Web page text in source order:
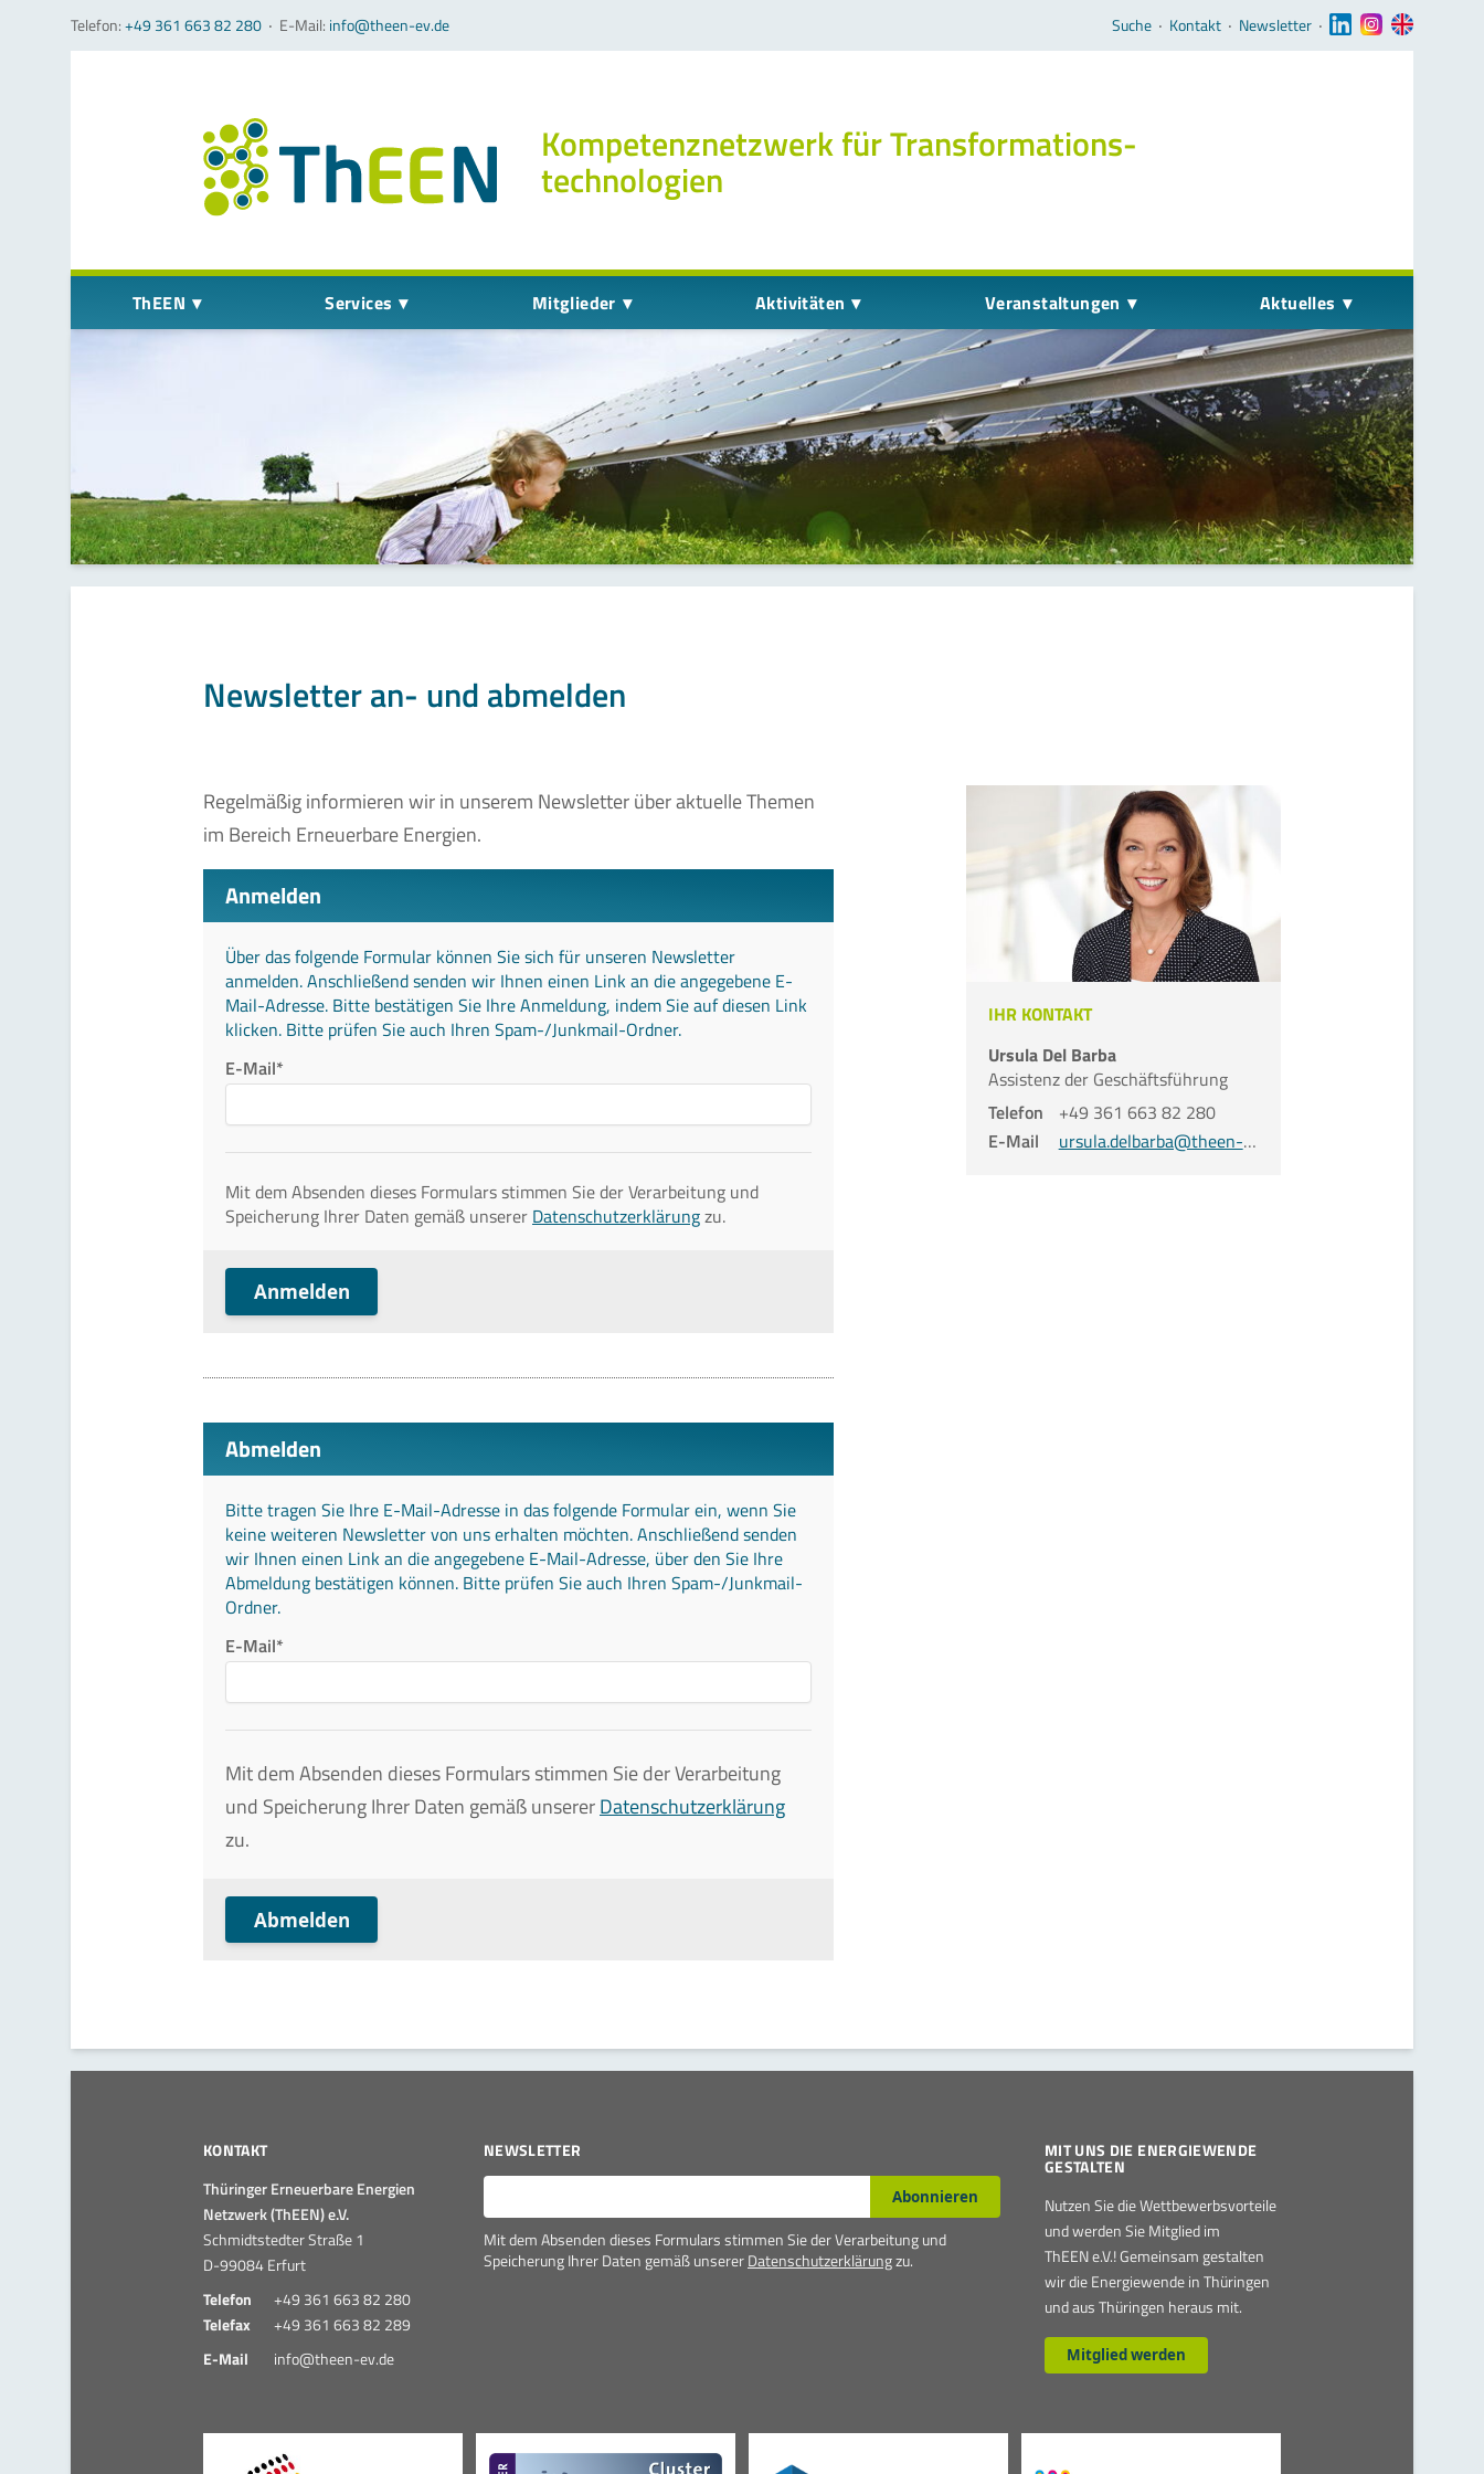
Telefon:+49 361 663 82 280 ‧ E-Mail: info@theen-ev.de Navigation überspringen
Suche ‧ Kontakt ‧ Newsletter ‧
Kompetenz­netzwerk für Transformations­
technologien
Navigation überspringen
ThEEN Services Mitglieder Aktivitäten Veranstaltungen Aktuelles
Newsletter an- und abmelden
Regelmäßig informieren wir in unserem Newsletter über aktuelle Themen
im Bereich Erneuerbare Energien.
Anmelden
Über das folgende Formular können Sie sich für unseren Newsletter
anmelden. Anschließend senden wir Ihnen einen Link an die angegebene E-
Mail-Adresse. Bitte bestätigen Sie Ihre Anmeldung, indem Sie auf diesen Link
klicken. Bitte prüfen Sie auch Ihren Spam-/Junkmail-Ordner.
E-Mail*
Mit dem Absenden dieses Formulars stimmen Sie der Verarbeitung und
Speicherung Ihrer Daten gemäß unserer Datenschutzerklärungzu.
Anmelden
Abmelden
Bitte tragen Sie Ihre E-Mail-Adresse in das folgende Formular ein, wenn Sie
keine weiteren Newsletter von uns erhalten möchten. Anschließend senden
wir Ihnen einen Link an die angegebene E-Mail-Adresse, über den Sie Ihre
Abmeldung bestätigen können. Bitte prüfen Sie auch Ihren Spam-/Junkmail-
Ordner.
E-Mail*
Mit dem Absenden dieses Formulars stimmen Sie der Verarbeitung
und Speicherung Ihrer Daten gemäß unsererDatenschutzerklärung
zu.
Abmelden
IHR KONTAKT
Ursula Del Barba
Assistenz der Geschäfts­führung
Telefon
+49 361 663 82 280
E-Mail
ursula.delbarba@theen-ev.de
KONTAKT
Thüringer Erneuerbare Energien
Netzwerk (ThEEN) e.V.
Schmidtstedter Straße 1
D-99084 Erfurt
Telefon
+49 361 663 82 280
Telefax
+49 361 663 82 289
E-Mail
info@theen-ev.de
NEWSLETTER
E-Mail* Abonnieren
Mit dem Absenden dieses Formulars stimmen Sie der Verarbeitung und
Speicherung Ihrer Daten gemäß unsererDatenschutzerklärungzu.
MIT UNS DIE ENERGIEWENDE
GESTALTEN
Nutzen Sie die Wettbewerbsvorteile
und werden Sie Mitglied im
ThEEN e.V.! Gemeinsam gestalten
wir die Energiewende in Thüringen
und aus Thüringen heraus mit.
Mitglied werden